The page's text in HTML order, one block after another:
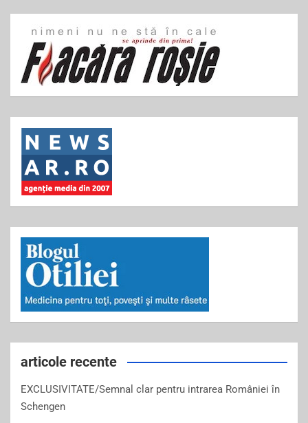
articole recente
EXCLUSIVITATE/Semnal clar pentru intrarea României în
Schengen